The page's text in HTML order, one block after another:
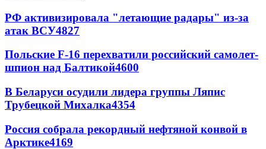
РФ активизировала "летающие радары" из-за
атак ВСУ4827
Польские F-16 перехватили российский самолет-
шпион над Балтикой4600
В Беларуси осудили лидера группы Ляпис
Трубецкой Михалка4354
Россия собрала рекордный нефтяной конвой в
Арктике4169